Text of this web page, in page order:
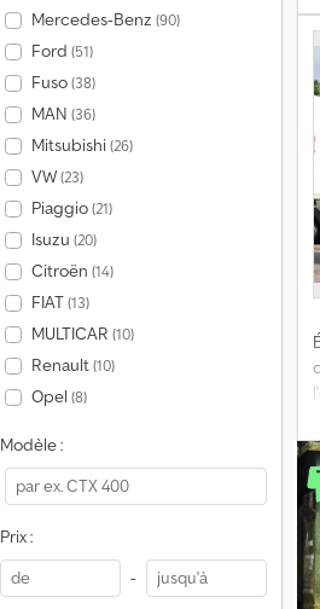
Mercedes-Benz (90)
Ford (51)
Fuso(38)
MAN (36)
Mitsubishi(26)
VW(23)
Piaggio(21)
Isuzu (20)
Citroën (14)
FIAT(13)
MULTICAR (10)
Renault(10)
Opel (8)
Modèle :
Prix :
-